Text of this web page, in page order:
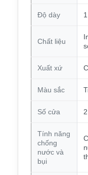
Độ dày
Chất liệu
Xuất xứ
Màu sắc
Số cửa
Tính năng
chống
nước và
bụi